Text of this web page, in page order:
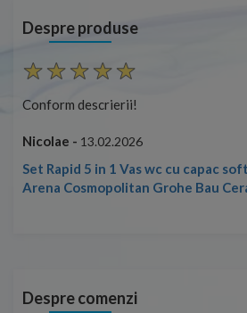
Despre produse
Conform descrierii!
Nicolae - 13.02.2026
Set Rapid 5 in 1 Vas wc cu capac
Arena Cosmopolitan Grohe Bau
Despre comenzi